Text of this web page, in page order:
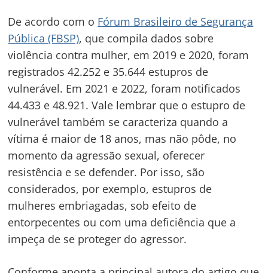
De acordo com o Fórum Brasileiro de Segurança
Pública (FBSP), que compila dados sobre
violência contra mulher, em 2019 e 2020, foram
registrados 42.252 e 35.644 estupros de
vulnerável. Em 2021 e 2022, foram notificados
44.433 e 48.921. Vale lembrar que o estupro de
vulnerável também se caracteriza quando a
vítima é maior de 18 anos, mas não pôde, no
momento da agressão sexual, oferecer
resistência e se defender. Por isso, são
considerados, por exemplo, estupros de
mulheres embriagadas, sob efeito de
entorpecentes ou com uma deficiência que a
impeça de se proteger do agressor.